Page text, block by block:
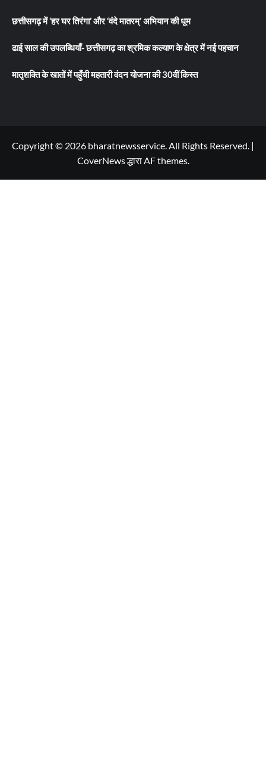
छत्तीसगढ़ में ‘हर घर तिरंगा’ और ‘वंदे मातरम्’ अभियान की धूम
ढाई साल की उपलब्धियाँ- छत्तीसगढ़ का श्रमिक कल्याण के क्षेत्र में नई पहचान
मातृशक्ति के खातों में पहुँची महतारी वंदन योजना की 30वीं किस्त
Copyright © 2026 bharatnewsservice. All Rights Reserved. |
CoverNewsद्धारा AF themes.